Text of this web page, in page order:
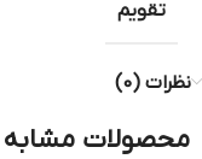
تقویم
نظرات (0)
محصولات مشابه